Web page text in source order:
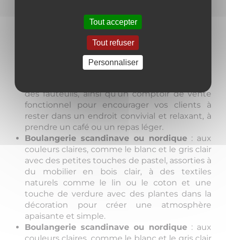
étagères en métal, des comptoirs en béton
ou en métal avec une touche d’objets
vintages dans la décoration pour une
atmosphère urbaine et tendance.
Boulangerie café: un mélange de style
traditionnel et moderne, avec du mobilier
confortable tel que des tables, des chaises et
des fauteuils, ainsi qu’un comptoir de vente
fonctionnel pour encourager vos clients à
rester dans un endroit convivial et relaxant, à
prendre un café ou un repas léger.
Boulangerie scandinave ou nordique: aux
couleurs claires, comme le blanc et le gris clair
avec des petites touches de pastel, assorties à
du mobilier en bois clair, à des textiles
naturels comme le lin ou le coton et une
touche de verdure avec des plantes dans la
décoration pour créer une atmosphère
apaisante et simple.
Boulangerie scandinave ou nordique: aux
Tout accepter
Tout refuser
Personnaliser